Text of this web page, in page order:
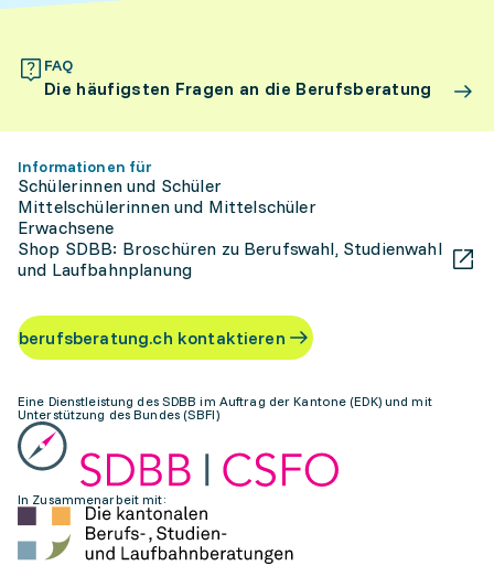
FAQ
Die häufigsten Fragen an die Berufsberatung
Informationen für
Schülerinnen und Schüler
Mittelschülerinnen und Mittelschüler
Erwachsene
Shop SDBB: Broschüren zu Berufswahl, Studienwahl
und Laufbahnplanung
berufsberatung.ch kontaktieren
Eine Dienstleistung des SDBB im Auftrag der Kantone (EDK) und mit
Unterstützung des Bundes (SBFI)
In Zusammenarbeit mit: